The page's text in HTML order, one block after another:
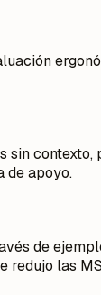
contexto,
de apoyo.
de
redujo las